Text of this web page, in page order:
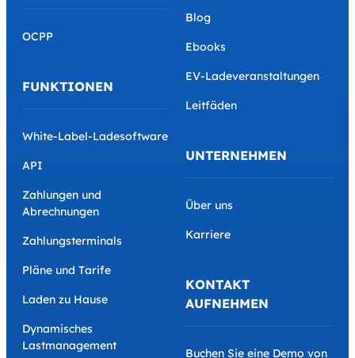
OCPP
FUNKTIONEN
White-Label-Ladesoftware
API
Zahlungen und
Abrechnungen
Zahlungsterminals
Pläne und Tarife
Laden zu Hause
Dynamisches
Lastmanagement
Blog
Ebooks
EV-Ladeveranstaltungen
Leitfäden
UNTERNEHMEN
Über uns
Karriere
KONTAKT
AUFNEHMEN
Buchen Sie eine Demo von